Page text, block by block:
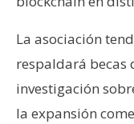
La asociación
respaldará becas
investigación
la expansión